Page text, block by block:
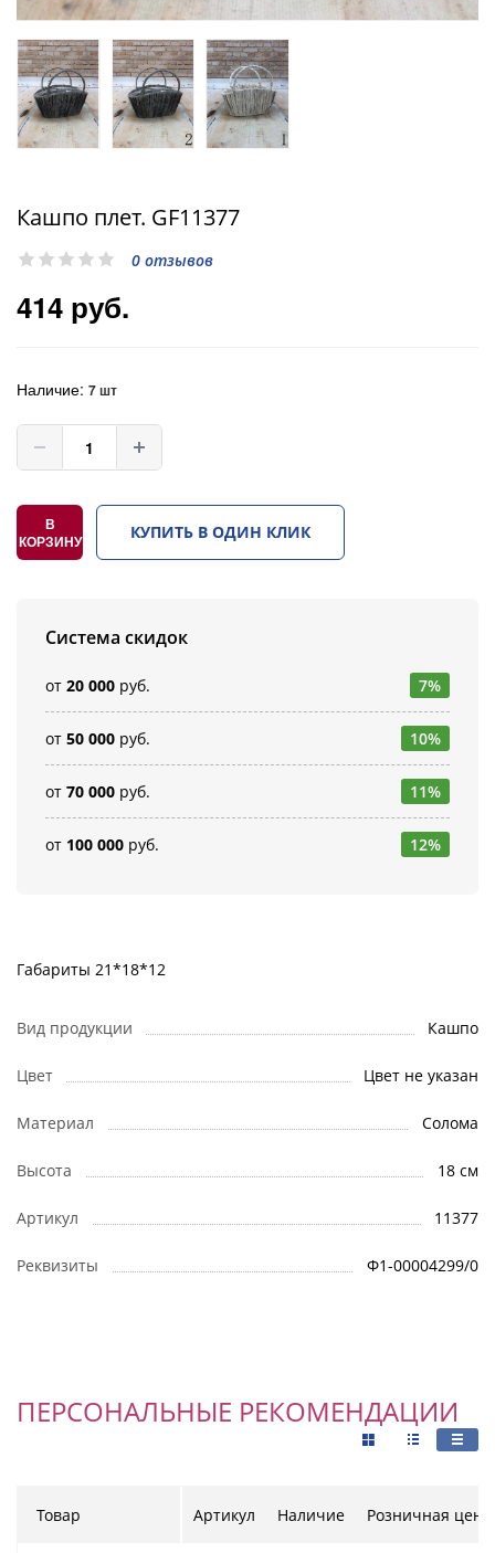
Кашпо плет. GF11377
0 отзывов
414 руб.
Наличие: 7 шт
В
КОРЗИНУ
КУПИТЬ В ОДИН КЛИК
Система скидок
от 20 000 руб. 7%
от 50 000 руб. 10%
от 70 000 руб. 11%
от 100 000 руб. 12%
Габариты 21*18*12
Вид продукции Кашпо
Цвет Цвет не указан
Материал Солома
Высота 18 см
Артикул 11377
Реквизиты Ф1-00004299/0
ПЕРСОНАЛЬНЫЕ РЕКОМЕНДАЦИИ
Товар Артикул Наличие Розничная цена